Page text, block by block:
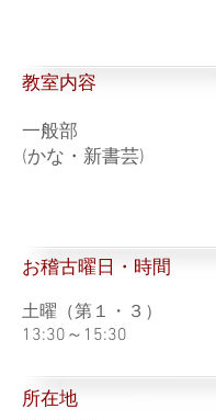
​教室内容
一般部
(かな・新書芸)
お稽古曜日・時間
土曜（第１・３）
13:30～15:30
所在地